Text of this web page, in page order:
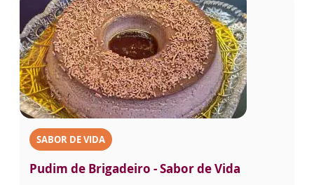
SABOR DE VIDA
Pudim de Brigadeiro - Sabor de Vida